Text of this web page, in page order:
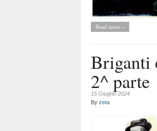
Read more »
Briganti
2^ parte
15 Giugno 2024
By zeta